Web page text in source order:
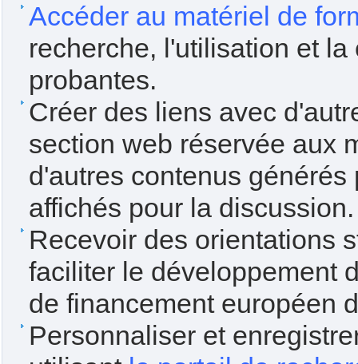
Accéder au matériel de
recherche, l'utilisation et
probantes.
Créer des liens avec
section web réservée aux
d'autres contenus
affichés pour la discussion.
Recevoir des orientations
faciliter le développement
de financement européen
Personnaliser et